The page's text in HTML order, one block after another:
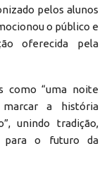
pelos alunos
o público e
oferecida pela
como “uma noite
a história
unindo tradição,
para o futuro da